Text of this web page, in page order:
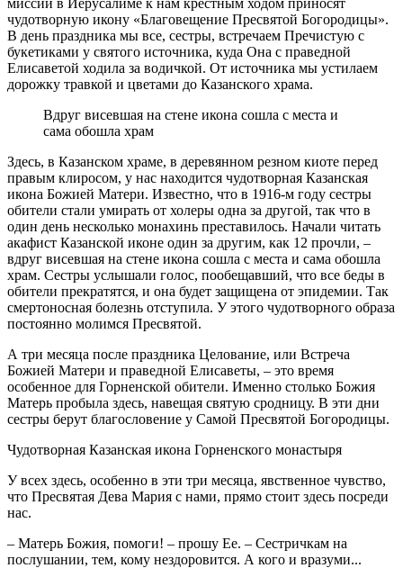
чудотворную икону «Благовещение Пресвятой Богородицы».
В день праздника мы все, сестры, встречаем Пречистую с
букетиками у святого источника, куда Она с праведной
Елисаветой ходила за водичкой. От источника мы устилаем
дорожку травкой и цветами до Казанского храма.
Вдруг висевшая на стене икона сошла с места и
сама обошла храм
Здесь, в Казанском храме, в деревянном резном киоте перед
правым клиросом, у нас находится чудотворная Казанская
икона Божией Матери. Известно, что в 1916-м году сестры
обители стали умирать от холеры одна за другой, так что в
один день несколько монахинь преставилось. Начали читать
акафист Казанской иконе один за другим, как 12 прочли, –
вдруг висевшая на стене икона сошла с места и сама обошла
храм. Сестры услышали голос, пообещавший, что все беды в
обители прекратятся, и она будет защищена от эпидемии. Так
смертоносная болезнь отступила. У этого чудотворного образа
постоянно молимся Пресвятой.
А три месяца после праздника Целование, или Встреча
Божией Матери и праведной Елисаветы, – это время
особенное для Горненской обители. Именно столько Божия
Матерь пробыла здесь, навещая святую сродницу. В эти дни
сестры берут благословение у Самой Пресвятой Богородицы.
Чудотворная Казанская икона Горненского монастыря
У всех здесь, особенно в эти три месяца, явственное чувство,
что Пресвятая Дева Мария с нами, прямо стоит здесь посреди
нас.
– Матерь Божия, помоги! – прошу Ее. – Сестричкам на
послушании, тем, кому нездоровится. А кого и вразуми...